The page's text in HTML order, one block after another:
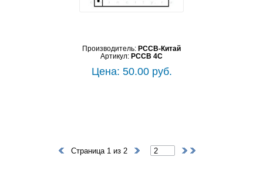
Производитель: PCCB-Китай
Артикул: PCCB 4C
Цена: 50.00 руб.
Страница 1 из 2